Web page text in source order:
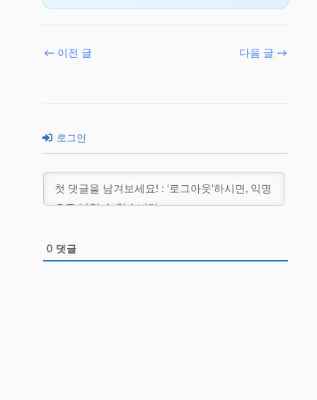
← 이전 글 다음 글 →
로그인
0 댓글